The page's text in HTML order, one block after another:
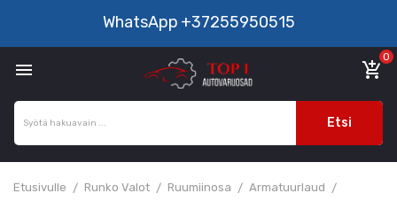
WhatsApp +37255950515
 add_shopping_cart
0
Etsi
Etusivulle Runko Valot Ruumiinosa
Armatuurlaud